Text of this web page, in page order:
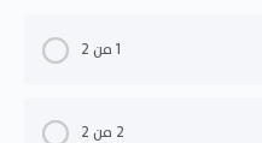
1 من 2
2 من 2